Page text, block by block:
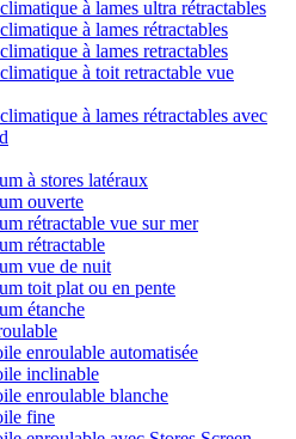
à lames ultra rétractables
à lames rétractables
à lames retractables
à toit retractable vue
à lames rétractables avec
à stores latéraux
ouverte
rétractable vue sur mer
rétractable
vue de nuit
toit plat ou en pente
étanche
enroulable automatisée
inclinable
enroulable blanche
fine